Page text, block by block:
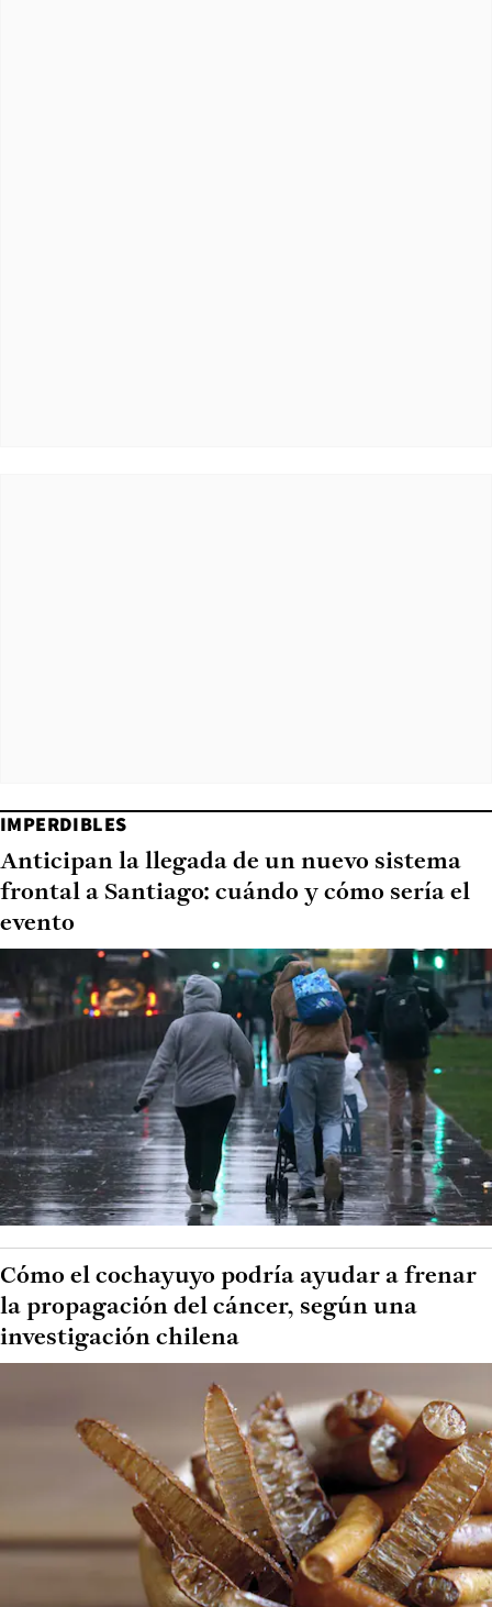
IMPERDIBLES
Anticipan la llegada de un nuevo sistema
frontal a Santiago: cuándo y cómo sería el
evento
Cómo el cochayuyo podría ayudar a frenar
la propagación del cáncer, según una
investigación chilena